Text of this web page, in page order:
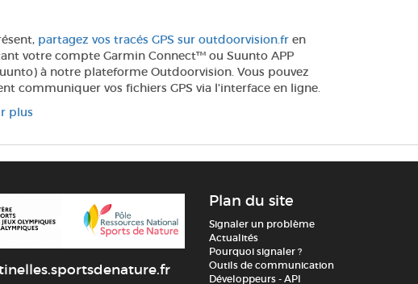
partagez vos tracés GPS sur outdoorvision.fr en
votre compte Garmin Connect™ ou Suunto APP
) à notre plateforme Outdoorvision. Vous pouvez
communiquer vos fichiers GPS via l'interface en ligne.
plus
Plan du site
Signaler un problème
Actualités
Pourquoi signaler ?
Outils de communication
Développeurs - API